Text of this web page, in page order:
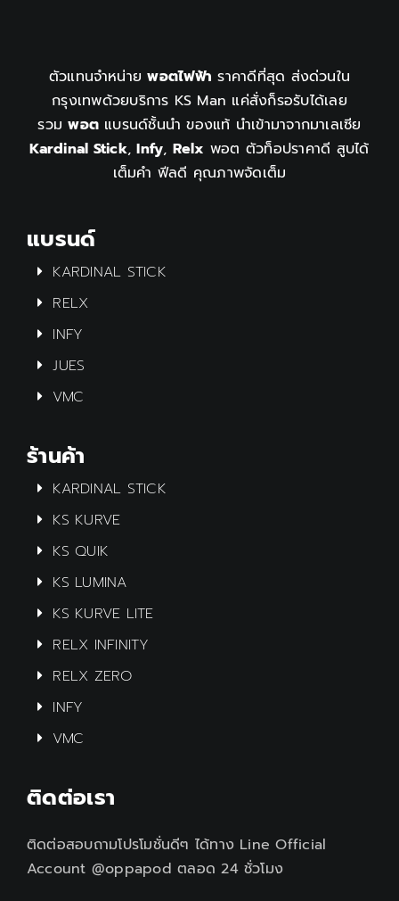
ตัวแทนจำหน่ายพอตไฟฟ้า ราคาดีที่สุด ส่งด่วนใน
กรุงเทพด้วยบริการ KS Man แค่สั่งก็รอรับได้เลย
รวมพอต แบรนด์ชั้นนำ ของแท้ นำเข้ามาจากมาเลเซีย
Kardinal Stick,Infy, Relx พอต ตัวท็อปราคาดี สูบได้
เต็มคำ ฟีลดี คุณภาพจัดเต็ม
แบรนด์
KARDINAL STICK
RELX
INFY
JUES
VMC
ร้านค้า
KARDINAL STICK
KS KURVE
KS QUIK
KS LUMINA
KS KURVE LITE
RELX INFINITY
RELX ZERO
INFY
VMC
ติดต่อเรา
ติดต่อสอบถามโปรโมชั่นดีๆ ได้ทาง Line Official
Account @oppapod ตลอด 24 ชั่วโมง